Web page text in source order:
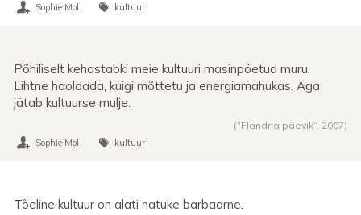
Sophie Mol kultuur
Põhiliselt kehastabki meie kultuuri masinpöetud muru.
Lihtne hooldada, kuigi mõttetu ja energiamahukas. Aga
jätab kultuurse mulje.
(“Flandria päevik”, 2007)
Sophie Mol kultuur
Tõeline kultuur on alati natuke barbaarne.